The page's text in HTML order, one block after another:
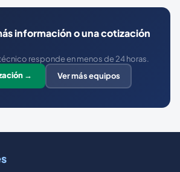
información o una cotización
responde en menos de 24 horas.
→
Ver más equipos